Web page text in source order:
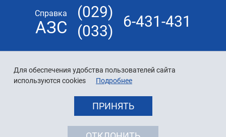
Для обеспечения удобства пользователей сайта
используются cookies
Подробнее
ПРИНЯТЬ
Справка
АЗС
(029)
(033)
6-431-431